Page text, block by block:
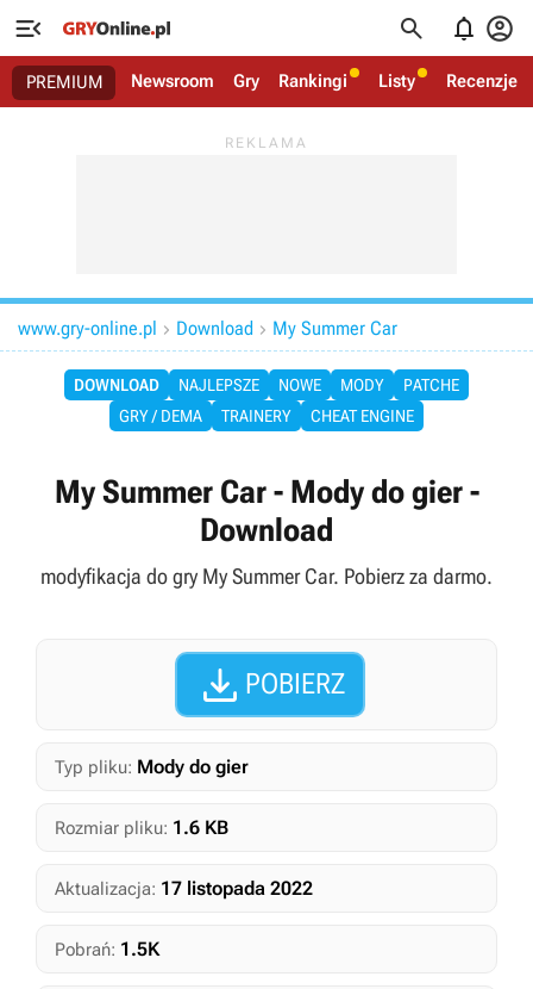
   
PREMIUM Newsroom Gry Rankingi Listy Recenzje
www.gry-online.pl  Download  My Summer Car
DOWNLOAD NAJLEPSZE NOWE MODY
PATCHE
GRY / DEMA
TRAINERY CHEAT ENGINE
My Summer Car - Mody do gier -
Download
modyfikacja do gry My Summer Car. Pobierz za darmo.
 POBIERZ
Typ pliku: Mody do gier
Rozmiar pliku: 1.6 KB
Aktualizacja: 17 listopada 2022
Pobrań: 1.5K